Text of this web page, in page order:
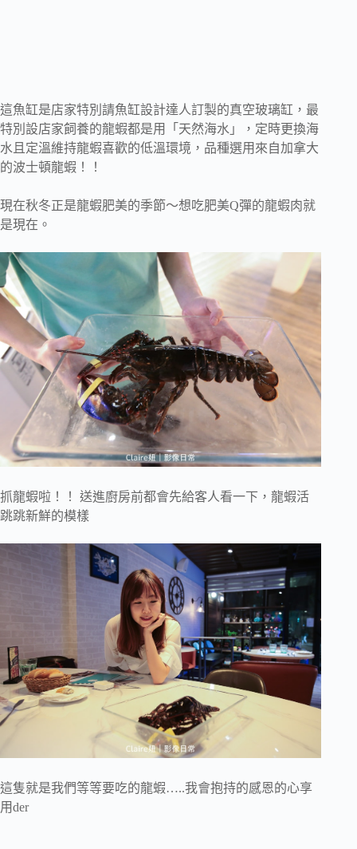
這魚缸是店家特別請魚缸設計達人訂製的真空玻璃缸，最
特別設店家飼養的龍蝦都是用「天然海水」，定時更換海
水且定溫維持龍蝦喜歡的低溫環境，品種選用來自加拿大
的波士頓龍蝦！！
現在秋冬正是龍蝦肥美的季節～想吃肥美Q彈的龍蝦肉就
是現在。
抓龍蝦啦！！ 送進廚房前都會先給客人看一下，龍蝦活
跳跳新鮮的模樣
這隻就是我們等等要吃的龍蝦…..我會抱持的感恩的心享
用der